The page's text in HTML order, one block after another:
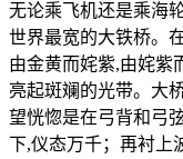
无论乘飞机还是乘海
世界最宽的大铁桥。
由金黄而姹紫,由姹紫
亮起斑斓的光带。大
望恍惚是在弓背和弓
下,仪态万千；再衬上